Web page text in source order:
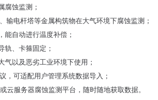
腐蚀监测；
电杆塔等金属构筑物在大气环境下腐蚀监测；
能自动进行温度补偿；
轨、卡箍固定；
以及恶劣工业环境下使用；
，可适配用户管理系统数据导入；
云服务器腐蚀监测平台，随时随地获取数据。